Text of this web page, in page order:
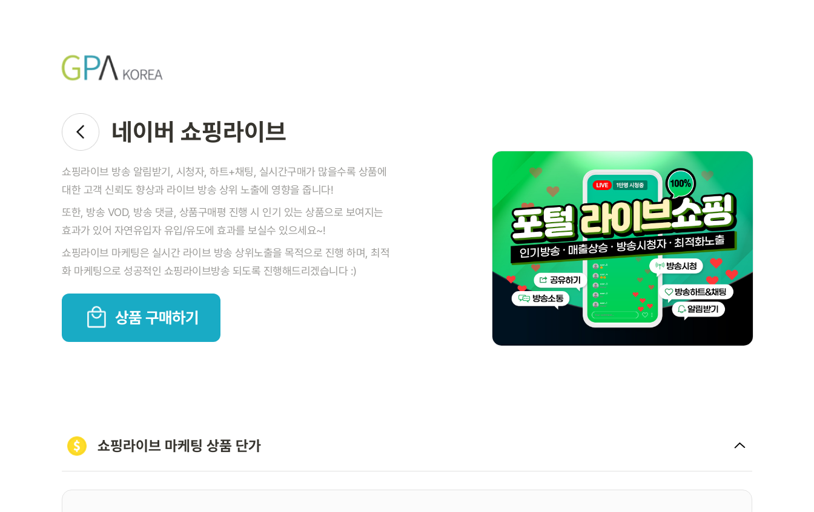
네이버 쇼핑라이브
쇼핑라이브 방송 알림받기, 시청자, 하트+채팅, 실시간구매가 많을수록 상품에
대한 고객 신뢰도 향상과 라이브 방송 상위 노출에 영향을 줍니다!
또한, 방송 VOD, 방송 댓글, 상품구매평 진행 시 인기 있는 상품으로 보여지는
효과가 있어 자연유입자 유입/유도에 효과를 보실수 있으세요~!
쇼핑라이브 마케팅은 실시간 라이브 방송 상위노출을 목적으로 진행 하며, 최적
화 마케팅으로 성공적인 쇼핑라이브방송 되도록 진행해드리겠습니다 :)
상품 구매하기
쇼핑라이브 마케팅 상품 단가